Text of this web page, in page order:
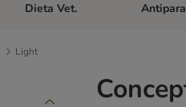
Cães
Abrir menu de categoria: Gatos
Dieta Vet. Abrir
Light